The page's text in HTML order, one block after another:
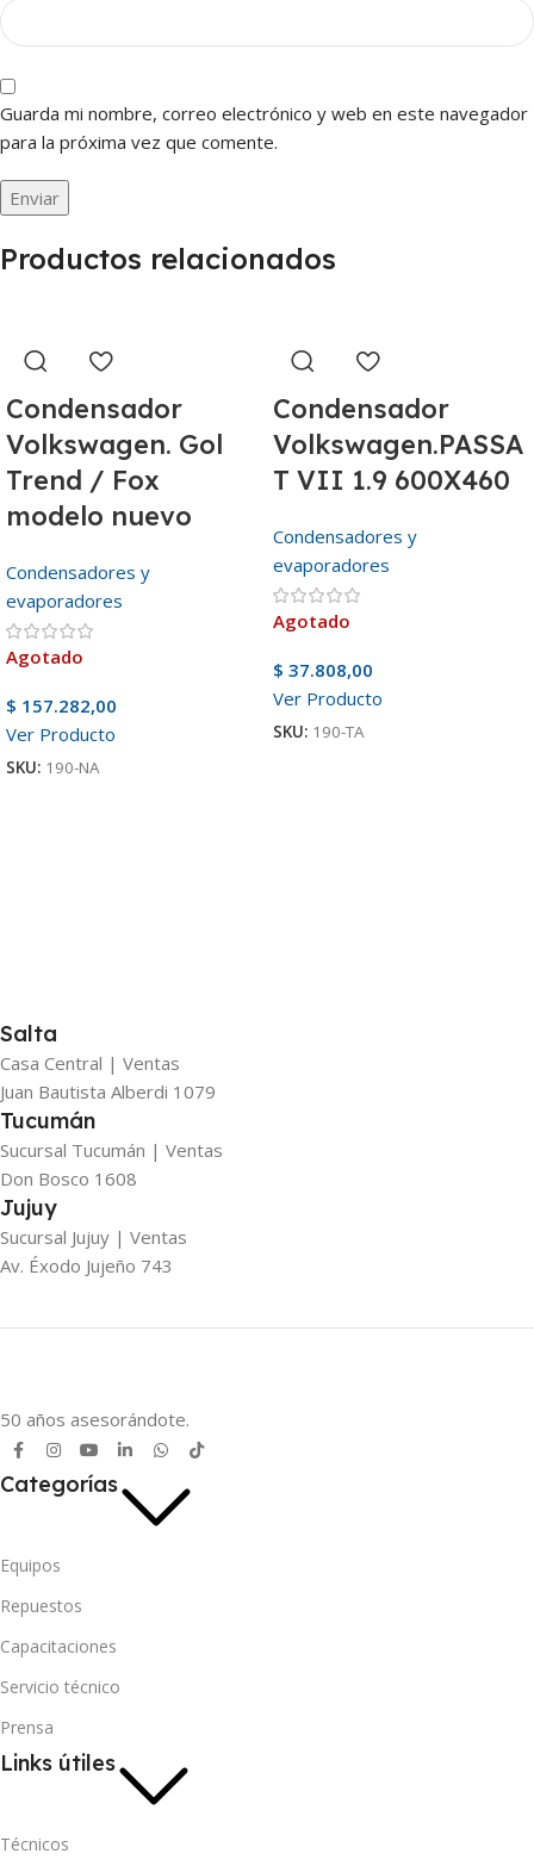
Guarda mi nombre, correo electrónico y web en este navegador
para la próxima vez que comente.
Productos relacionados
Condensador
Volkswagen. Gol
Trend / Fox
modelo nuevo
Condensadores y
evaporadores
Agotado
$ 157.282,00
Ver Producto
SKU: 190-NA
Condensador
Volkswagen.PASSA
T VII 1.9 600X460
Condensadores y
evaporadores
Agotado
$ 37.808,00
Ver Producto
SKU: 190-TA
Salta
Casa Central | Ventas
Juan Bautista Alberdi 1079
Tucumán
Sucursal Tucumán | Ventas
Don Bosco 1608
Jujuy
Sucursal Jujuy | Ventas
Av. Éxodo Jujeño 743
50 años asesorándote.
Categorías
Equipos
Repuestos
Capacitaciones
Servicio técnico
Prensa
Links útiles
Técnicos